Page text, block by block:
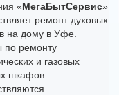
«МегаБытСервис»
ремонт духовых
на дому в Уфе.
по ремонту
и газовых
шкафов